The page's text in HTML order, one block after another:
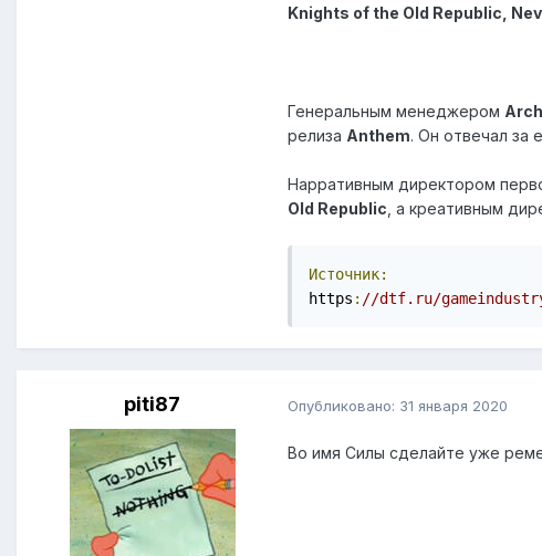
Knights of the Old Republic,
Генеральным менеджером
релиза Anthem. Он отвечал за
Нарративным директором
Old Republic , а креативным
Источник:
https : //dtf.ru/
piti87 Опубликовано: 31 января 2020
Во имя Силы сделайте уже